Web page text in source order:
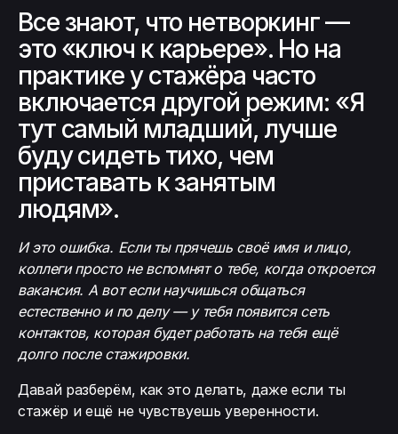
Все знают, что нетворкинг —
это «ключ к карьере». Но на
практике у стажёра часто
включается другой режим: «Я
тут самый младший, лучше
буду сидеть тихо, чем
приставать к занятым
людям».
И это ошибка. Если ты прячешь своё имя и лицо,
коллеги просто не вспомнят о тебе, когда откроется
вакансия. А вот если научишься общаться
естественно и по делу — у тебя появится сеть
контактов, которая будет работать на тебя ещё
долго после стажировки.
Давай разберём, как это делать, даже если ты
стажёр и ещё не чувствуешь уверенности.